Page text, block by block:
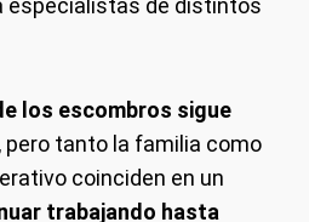
especialistas de distintos
los escombros sigue
, pero tanto la familia como
coinciden en un
trabajando hasta